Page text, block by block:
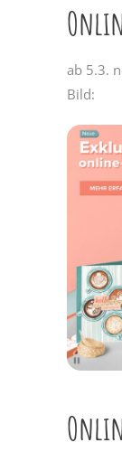
ab 5.3.
Bild: